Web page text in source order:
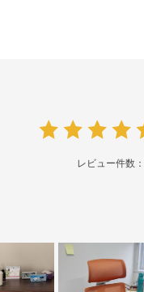
レビュー件数：